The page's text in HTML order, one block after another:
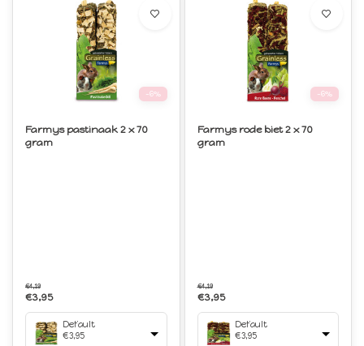
-6%
Farmys pastinaak 2 x 70
gram
€4,19
€3,95
Default
€3,95
-6%
Farmys rode biet 2 x 70
gram
€4,19
€3,95
Default
€3,95